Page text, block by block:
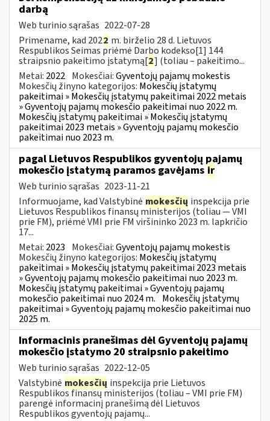
darbą
Web turinio sąrašas 2022-07-28
Primename, kad 2022 m. birželio 28 d. Lietuvos
Respublikos Seimas priėmė Darbo kodekso[1] 144
straipsnio pakeitimo įstatymą[2] (toliau – pakeitimo...
Metai: 2022 Mokesčiai:Gyventojų pajamų mokestis
Mokesčių žinyno kategorijos: Mokesčių įstatymų
pakeitimai » Mokesčių įstatymų pakeitimai 2022 metais
» Gyventojų pajamų mokesčio pakeitimai nuo 2022 m.
Mokesčių įstatymų pakeitimai » Mokesčių įstatymų
pakeitimai 2023 metais » Gyventojų pajamų mokesčio
pakeitimai nuo 2023 m.
pagal Lietuvos Respublikos gyventojų pajamų
mokesčio įstatymą paramos gavėjams ir
Web turinio sąrašas 2023-11-21
Informuojame, kad Valstybinė mokesčių inspekcija prie
Lietuvos Respublikos finansų ministerijos (toliau — VMI
prie FM), priėmė VMI prie FM viršininko 2023 m. lapkričio
17...
Metai: 2023 Mokesčiai:Gyventojų pajamų mokestis
Mokesčių žinyno kategorijos: Mokesčių įstatymų
pakeitimai » Mokesčių įstatymų pakeitimai 2023 metais
» Gyventojų pajamų mokesčio pakeitimai nuo 2023 m.
Mokesčių įstatymų pakeitimai » Gyventojų pajamų
mokesčio pakeitimai nuo 2024 m. Mokesčių įstatymų
pakeitimai » Gyventojų pajamų mokesčio pakeitimai nuo
2025 m.
Informacinis pranešimas dėl Gyventojų pajamų
mokesčio įstatymo 20 straipsnio pakeitimo
Web turinio sąrašas 2022-12-05
Valstybinė mokesčių inspekcija prie Lietuvos
Respublikos finansų ministerijos (toliau – VMI prie FM)
parengė informacinį pranešimą dėl Lietuvos
Respublikos gyventojų pajamų...